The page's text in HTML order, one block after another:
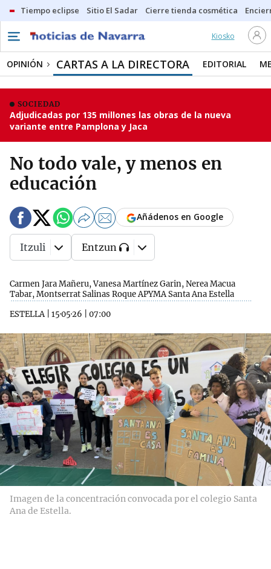
Tiempo eclipse Sitio El Sadar Cierre tienda cosmética
Kiosko
OPINIÓN CARTAS A LA DIRECTORA EDITORIAL
SOCIEDAD
Adjudicadas por 135 millones las obras de la nueva
variante entre Pamplona y Jaca
No todo vale, y menos en
educación
Carmen Jara Mañeru, Vanesa Martínez Garin, Nerea Macua
Tabar, Montserrat Salinas Roque APYMA Santa Ana Estella
ESTELLA| 15·05·26 07:00
Añádenos en Google
Itzuli Entzun
Imagen de la concentración convocada por el colegio Santa
Ana de Estella.